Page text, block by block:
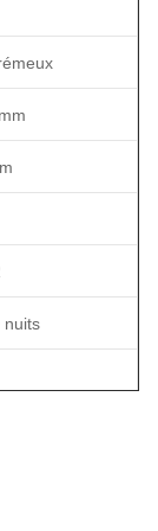
nuits